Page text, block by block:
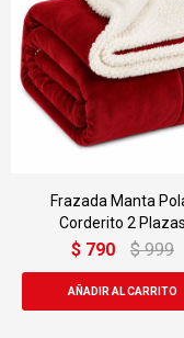
Almohadilla
Kassel Ks-
$ 1.229 $